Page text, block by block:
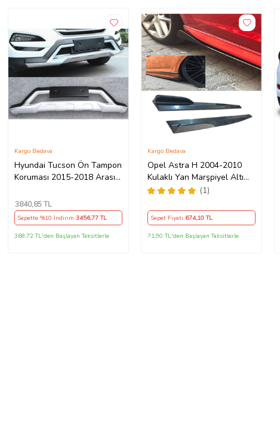
Hyundai Tucson Ön Tampon
Koruması 2015-2018 Arası
Kargo Bedava
3840,85 TL
Sepette %10 İndirim 3456,77 TL
368,72 TL'den Başlayan Taksitlerle
Opel Astra H 2004-2010
Kulaklı Yan Marşpiyel Altı
Lip Kısa 86 Cm Piona Black
(1)
Kargo Bedava
Sepet Fiyatı 674,10 TL
71,90 TL'den Başlayan Taksitlerle